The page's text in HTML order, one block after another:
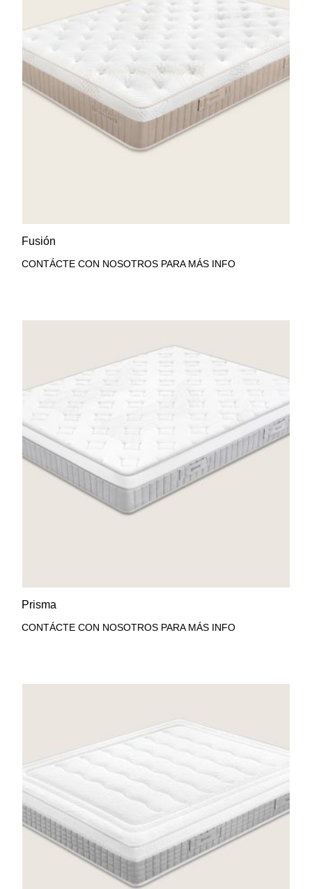
Fusión
CONTÁCTE CON NOSOTROS PARA MÁS INFO
Prisma
CONTÁCTE CON NOSOTROS PARA MÁS INFO